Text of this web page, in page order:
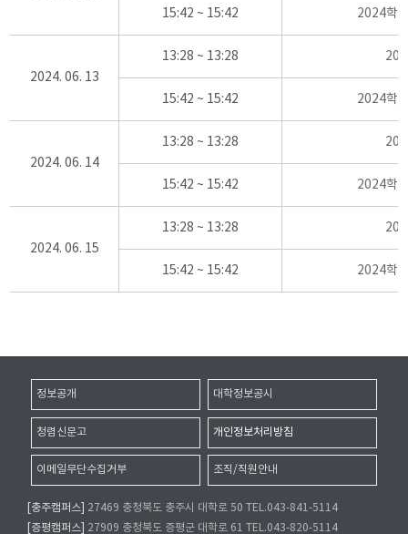
15:42 ~ 15:42 2024학
2024. 06. 13
13:28 ~ 13:28
15:42 ~ 15:42 2024학
2024. 06. 14
13:28 ~ 13:28
15:42 ~ 15:42 2024학
2024. 06. 15
13:28 ~ 13:28
15:42 ~ 15:42 2024학
정보공개 대학정보공시
청렴신문고 개인정보처리방침
이메일무단수집거부 조직/직원안내
[충주캠퍼스]
27469 충청북도 충주시 대학로 50 TEL.043-841-5114
[증평캠퍼스]
27909 충청북도 증평군 대학로 61 TEL.043-820-5114